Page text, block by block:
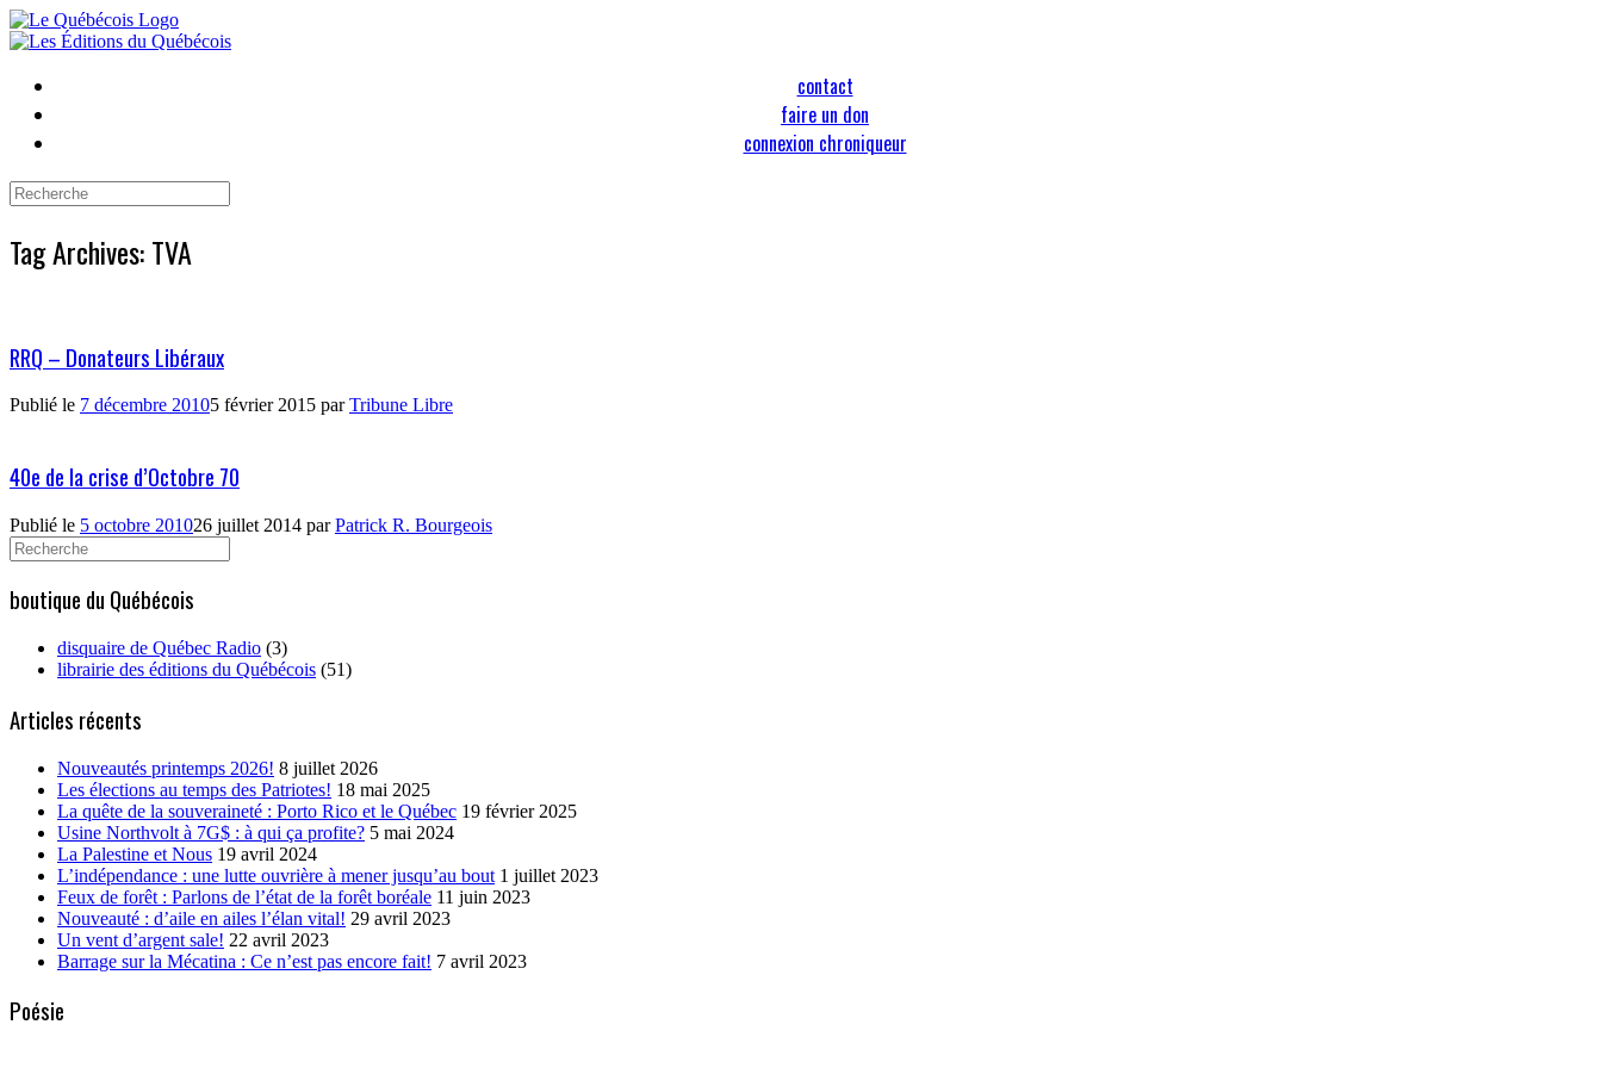
Skip
to
contact
faire un don
connexion chroniqueur
Search
Tag Archives:TVA
RRQ – Donateurs Libéraux
Publié le 7 décembre 20105 février 2015 parTribune Libre
40e de la crise d’Octobre 70
Publié le 5 octobre 201026 juillet 2014 parPatrick R. Bourgeois
Search
for:
boutique du Québécois
disquaire de Québec Radio (3)
librairie des éditions du Québécois (51)
Articles récents
Nouveautés printemps 2026! 8 juillet 2026
Les élections au temps des Patriotes! 18 mai 2025
La quête de la souveraineté : Porto Rico et le Québec 19 février 2025
Usine Northvolt à 7G$ : à qui ça profite? 5 mai 2024
La Palestine et Nous 19 avril 2024
L’indépendance : une lutte ouvrière à mener jusqu’au bout 1 juillet 2023
Feux de forêt : Parlons de l’état de la forêt boréale 11 juin 2023
Nouveauté : d’aile en ailes l’élan vital! 29 avril 2023
Un vent d’argent sale! 22 avril 2023
Barrage sur la Mécatina : Ce n’est pas encore fait! 7 avril 2023
Poésie